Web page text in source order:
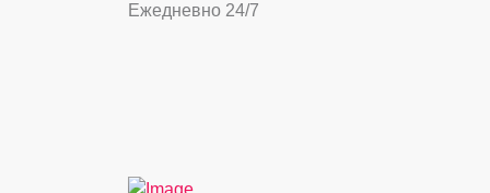
Ежедневно 24/7